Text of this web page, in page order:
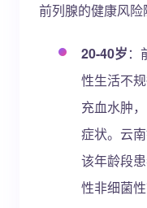
前列腺的健康风险
20-40岁：
性生活不
充血水肿
症状。云
该年龄段
性非细菌性